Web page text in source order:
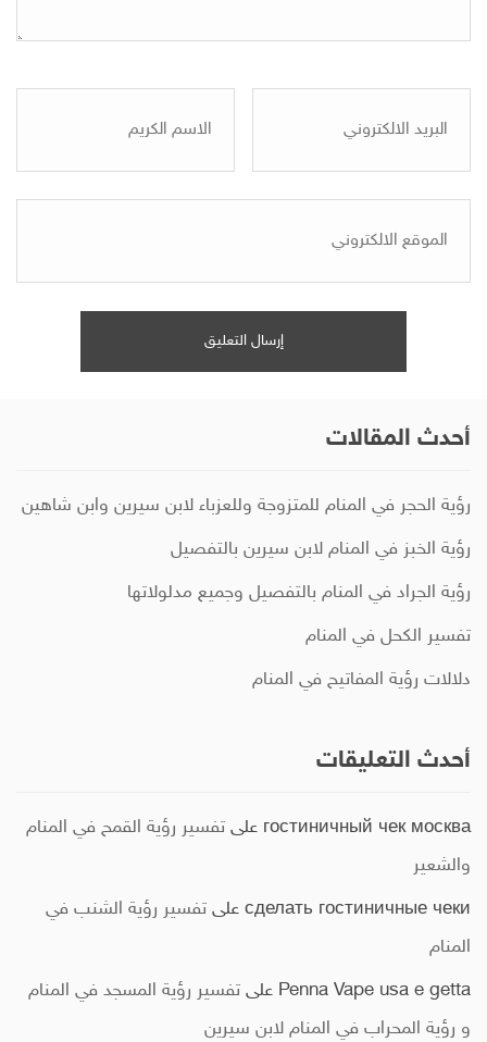
أحدث المقالات
رؤية الحجر في المنام للمتزوجة وللعزباء لابن سيرين وابن شاهين
رؤية الخبز في المنام لابن سيرين بالتفصيل
رؤية الجراد في المنام بالتفصيل وجميع مدلولاتها
تفسير الكحل في المنام
دلالات رؤية المفاتيح في المنام
أحدث التعليقات
гостиничный чек москва على تفسير رؤية القمح في المنام
والشعير
сделать гостиничные чеки على تفسير رؤية الشنب في
المنام
Penna Vape usa e getta على تفسير رؤية المسجد في المنام
و رؤية المحراب في المنام لابن سيرين